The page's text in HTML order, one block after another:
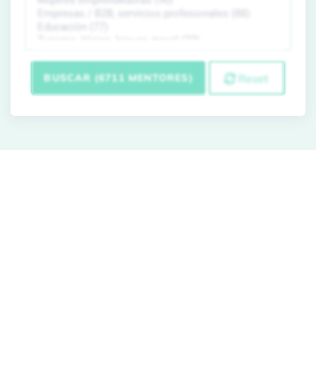
BUSCAR (6711 MENTORES) Reset